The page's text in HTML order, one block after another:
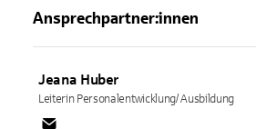
Ansprechpartner:innen
Jeana Huber
Leiterin Personalentwicklung/ Ausbildung